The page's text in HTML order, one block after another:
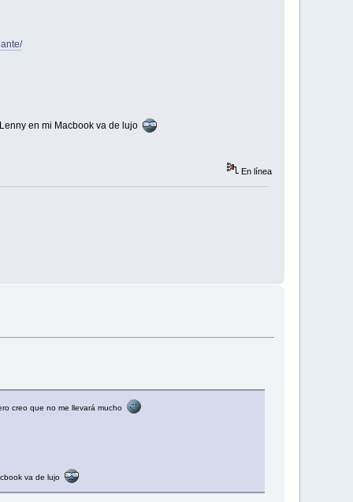
en mi Macbook va de lujo
En línea
creo que no me llevará mucho
va de lujo